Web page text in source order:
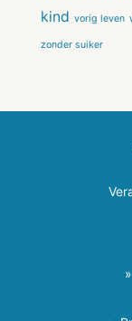
kind vorig leven
zonder suiker